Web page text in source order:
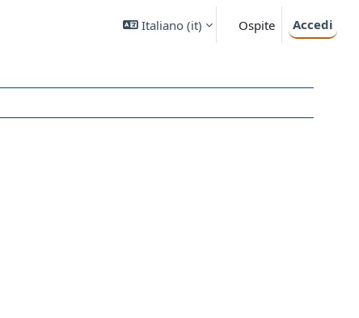
Italiano ‎(it)‎ Ospite Accedi